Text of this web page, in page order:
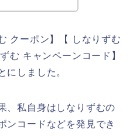
クーポン】【 しなりずむ
む キャンペーンコード】
にしました。
、私自身はしなりずむの
ンコードなどを発見でき